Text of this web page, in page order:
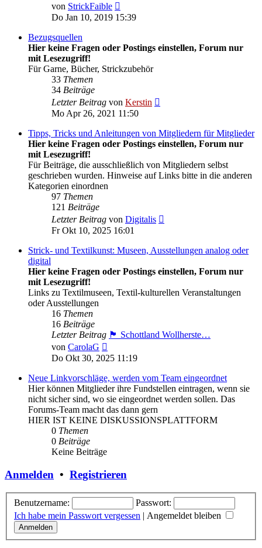
von StrickFaible
Beitrag
Do Jan 10, 2019 15:39
Bezugsquellen
Hier keine Fragen oder Postings einstellen, Forum nur
mit Lesezugriff!
Für Garne, Bücher, Strickzubehör
33 Themen
34 Beiträge
Letzter Beitrag von Kerstin
Mo Apr 26, 2021 11:50
Tipps, Tricks und Anleitungen von Mitgliedern für Mitglieder
Hier keine Fragen oder Postings einstellen, Forum nur
mit Lesezugriff!
Für Beiträge, die ausschließlich von Mitgliedern selbst
geschrieben wurden. Hinweise auf Links bitte in die anderen
Kategorien einordnen
97 Themen
121 Beiträge
Letzter Beitrag von Digitalis
Fr Okt 10, 2025 16:01
Strick- und Textilkunst: Museen, Ausstellungen analog oder
digital
Hier keine Fragen oder Postings einstellen, Forum nur
mit Lesezugriff!
Links zu Textilmuseen, Textil-kulturellen Veranstaltungen
oder Ausstellungen
16 Themen
16 Beiträge
Letzter Beitrag 🏴󠁧󠁢󠁳󠁣󠁴󠁿 Schottland Wollherste…
von CarolaG
Beitrag
Do Okt 30, 2025 11:19
Neue Linkvorschläge, werden vom Team eingeordnet
Hier können Mitglieder ihre Fundstellen eintragen, wenn sie
nicht sicher sind, wo sie eingeordnet werden sollen. Das
Forums-Team macht das dann gern
HIER IST KEINE DISKUSSIONSPLATTFORM
0 Themen
0 Beiträge
Keine Beiträge
Anmelden • Registrieren
Benutzername:
Passwort:
Ich habe mein Passwort vergessen | Angemeldet bleiben